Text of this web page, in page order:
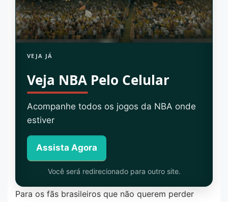
VEJA JÁ
Veja NBA Pelo Celular
Acompanhe todos os jogos da NBA onde
estiver
Assista Agora
Você será redirecionado para outro site.
Para os fãs brasileiros que não querem perder